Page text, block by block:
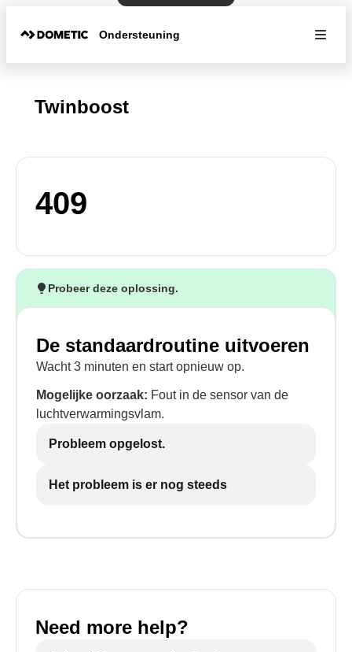
Ondersteuning
Twinboost
409
Probeer deze oplossing.
De standaardroutine uitvoeren
Wacht 3 minuten en start opnieuw op.
Mogelijke oorzaak: Fout in de sensor van de
luchtverwarmingsvlam.
Probleem opgelost.
Het probleem is er nog steeds
Need more help?